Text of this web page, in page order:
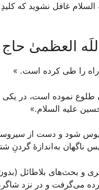
السلام غافل نشوید که
العظمیٰ
را طی کرده است. »
طلوع نموده است، در
علیه السلام.»
شود و دست از
ناگهان به‌اندازۀ گردنِ
و بحث‌های بلاطائل
می‌گرفت و در نزد